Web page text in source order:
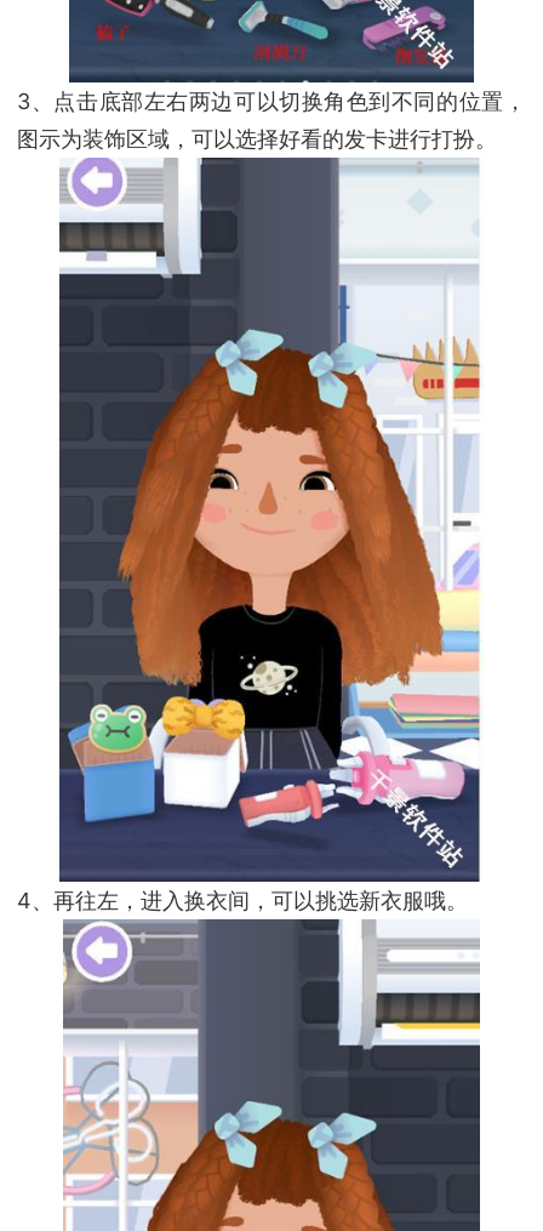
3、点击底部左右两边可以切换角色到不同的位置，
图示为装饰区域，可以选择好看的发卡进行打扮。
4、再往左，进入换衣间，可以挑选新衣服哦。